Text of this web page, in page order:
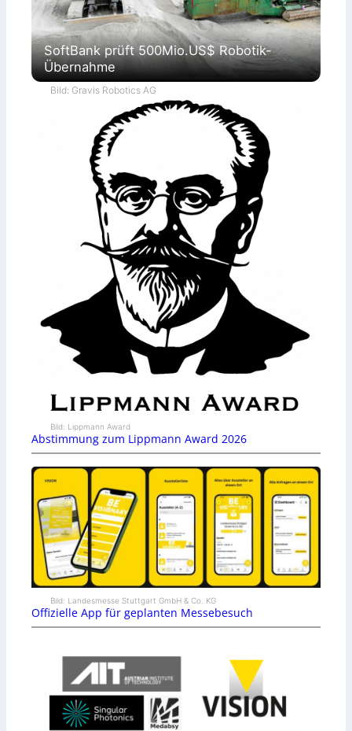
SoftBank prüft 500Mio.US$ Robotik-
Übernahme
Bild: Gravis Robotics AG
Bild: Lippmann Award
Abstimmung zum Lippmann Award 2026
Bild: Landesmesse Stuttgart GmbH & Co. KG
Offizielle App für geplanten Messebesuch